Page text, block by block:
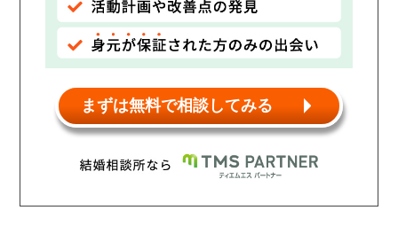
まずは無料で相談してみる